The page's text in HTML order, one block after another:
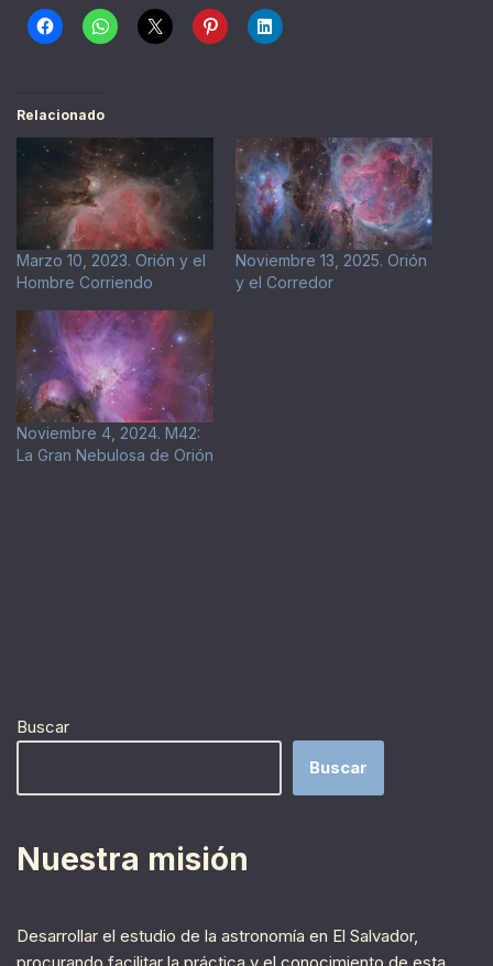
Relacionado
Marzo 10, 2023. Orión y el
Hombre Corriendo
Noviembre 13, 2025. Orión
y el Corredor
Noviembre 4, 2024. M42:
La Gran Nebulosa de Orión
Buscar
Buscar
Nuestra misión
Desarrollar el estudio de la astronomía en El Salvador,